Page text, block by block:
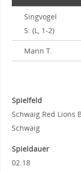
Singvogel
S. (L, 1-2)
Mann T.
Spielfeld
Schwaig Red Lions
Schwaig
Spieldauer
02:18